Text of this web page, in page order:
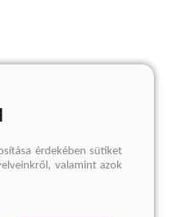
érdekében sütiket
valamint azok